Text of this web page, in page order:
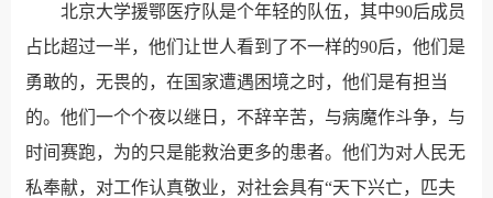
北京大学援鄂医疗队是个年轻的队伍，其中90后成员
占比超过一半，他们让世人看到了不一样的90后，他们是
勇敢的，无畏的，在国家遭遇困境之时，他们是有担当
的。他们一个个夜以继日，不辞辛苦，与病魔作斗争，与
时间赛跑，为的只是能救治更多的患者。他们为对人民无
私奉献，对工作认真敬业，对社会具有“天下兴亡，匹夫